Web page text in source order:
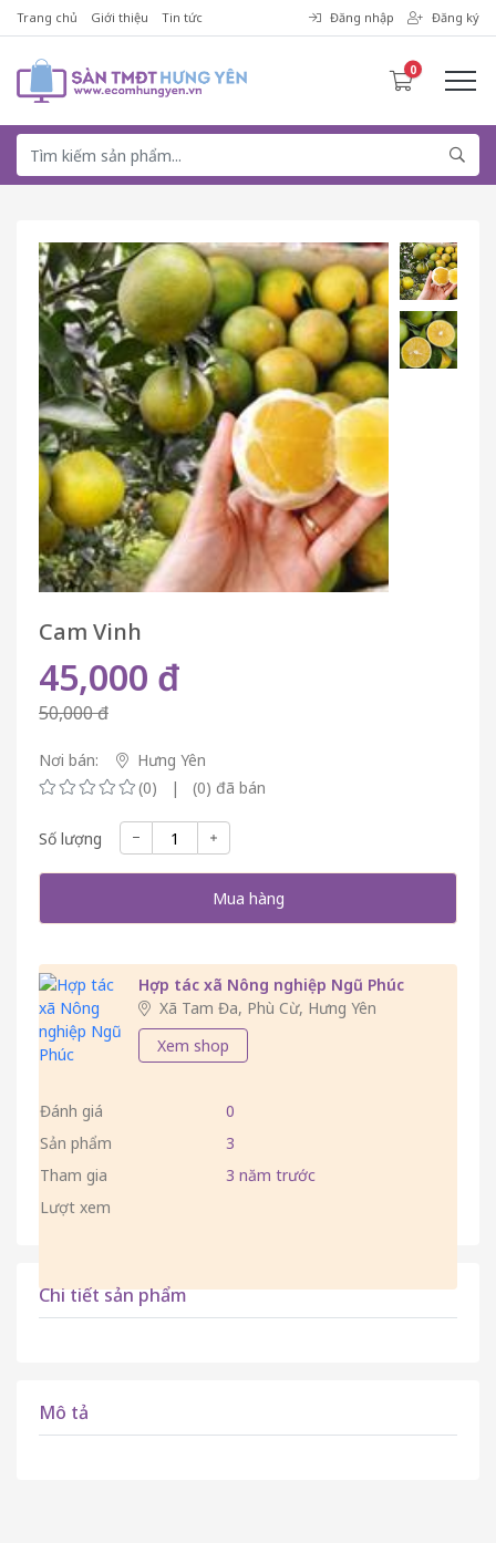
Trang chủ Giới thiệu Tin tức Đăng nhập Đăng ký
0
Cam Vinh
45,000 đ
50,000 đ
Nơi bán:
Hưng Yên
(0) | (0) đã bán
Số lượng
Mua hàng
Hợp tác xã Nông nghiệp Ngũ Phúc
Xã Tam Đa, Phù Cừ, Hưng Yên
Xem shop
Đánh giá
0
Sản phẩm
3
Tham gia
3 năm trước
Lượt xem
Chi tiết sản phẩm
Mô tả